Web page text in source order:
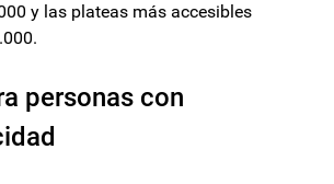
y las plateas más accesibles
personas con